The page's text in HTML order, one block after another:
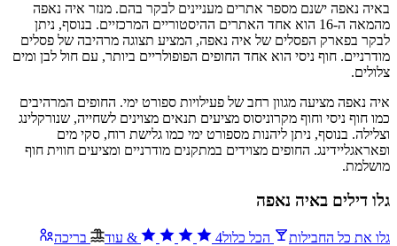
באיה נאפה ישנם מספר אתרים מעניינים לבקר בהם. מנזר איה נאפה
מהמאה ה-16 הוא אחד האתרים ההיסטוריים המרכזיים. בנוסף, ניתן
לבקר בפארק הפסלים של איה נאפה, המציע תצוגה מרהיבה של פסלים
מודרניים. חוף ניסי הוא אחד החופים הפופולריים ביותר, עם חול לבן ומים
צלולים.
איה נאפה מציעה מגוון רחב של פעילויות ספורט ימי. החופים המרהיבים
כמו חוף ניסי וחוף מקרוניסוס מציעים תנאים מצוינים לשחייה, שנורקלינג
וצלילה. בנוסף, ניתן ליהנות מספורט ימי כמו גלישת רוח, סקי מים
ופאראגליידינג. החופים מצוידים במתקנים מודרניים ומציעים חווית חוף
מושלמת.
גלו דילים באיה נאפה
גלו את כל החבילות הכל כלול4
& עוד
בריכה